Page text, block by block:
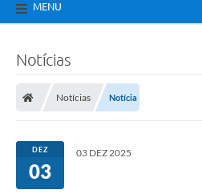
MENU
Notícias
Notícias Notícia
DEZ
03
03 DEZ 2025